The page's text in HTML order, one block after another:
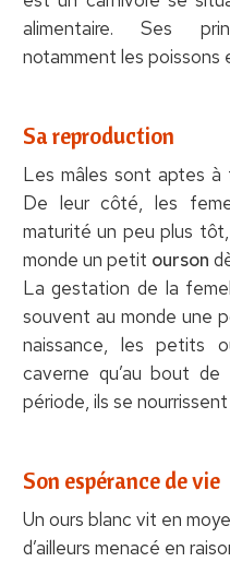
alimentaire. Ses
notamment les poissons
Sa reproduction
Les mâles sont aptes à
De leur côté, les
maturité un peu plus
monde un petit ourson
La gestation de la
souvent au monde une
naissance, les petits
caverne qu’au bout
période, ils se
Son espérance de vie
Un ours blanc vit en
d’ailleurs menacé en